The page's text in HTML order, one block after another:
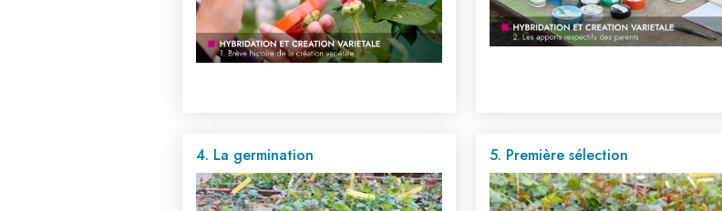
Voir cette vidéo...
Voir cette vidéo...
4. La germination 5. Première sélection